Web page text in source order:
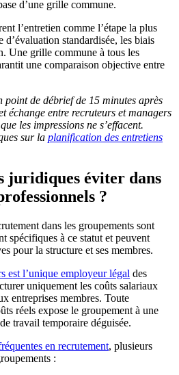
d’une grille commune.
l’entretien comme l’étape la plus
standardisée, les biais
Une grille commune à tous les
une comparaison objective entre
point de débrief de 15 minutes après
échange entre recruteurs et managers
les impressions ne s’effacent.
sur la planification des entretiens
juridiques éviter dans
?
dans les groupements sont
spécifiques à ce statut et peuvent
pour la structure et ses membres.
est l’unique employeur légal des
uniquement les coûts salariaux
entreprises membres. Toute
réels expose le groupement à une
travail temporaire déguisée.
en recrutement, plusieurs
: